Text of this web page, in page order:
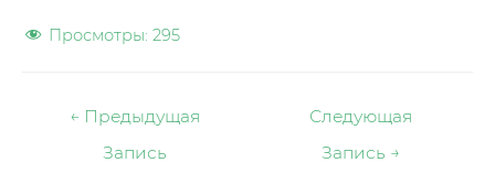
Просмотры: 295
Навигация
← Предыдущая
Запись
Следующая
Запись →